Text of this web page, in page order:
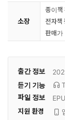
소장
종이책
전자책
판매가
출간 정보
듣기 기능
파일 정보
지원 환경